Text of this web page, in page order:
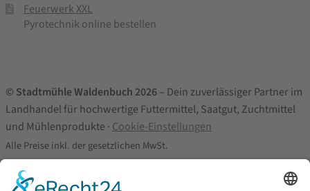
Feuerwerk XXL
Pyrotechnik online bestellen
© Stadtmühle Waldenbuch 2026– Dein zuverlässiger Partner im
Landhandel für hochwertige Futtermittel, Saatgut, Zuchtmittel
und Mühlenprodukte · Cookie-Einstellungen
Alle Preise inkl. der gesetzlichen MwSt.
Die durchgestrichenen Preise entsprechen dem bisherigen Preis in
diesem Online-Shop.